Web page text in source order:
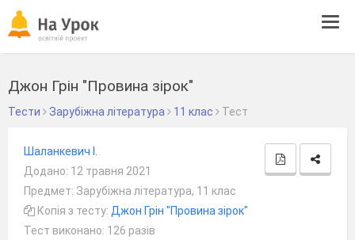
Джон Грін "Провина зірок"
Тести Зарубіжна література 11 клас Тест
Шаланкевич І.
Додано: 12 травня 2021
Предмет: Зарубіжна література, 11 клас
Копія з тесту: Джон Грін "Провина зірок"
Тест виконано: 126 разів